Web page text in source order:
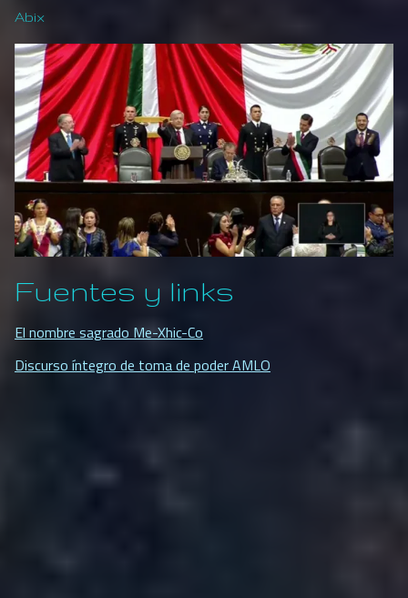
Abix
Fuentes y links
El nombre sagrado Me-Xhic-Co
Discurso íntegro de toma de poder AMLO